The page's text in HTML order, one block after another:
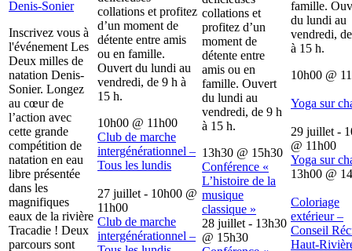
Denis-Sonier
Inscrivez vous à
l'événement Les
Deux milles de
natation Denis-
Sonier. Longez
au cœur de
l’action avec
cette grande
compétition de
natation en eau
libre présentée
dans les
magnifiques
eaux de la rivière
Tracadie ! Deux
parcours sont
collations et profitez
d’un moment de
détente entre amis
ou en famille.
Ouvert du lundi au
vendredi, de 9 h à
15 h.
10h00 @ 11h00
Club de marche
intergénérationnel –
Tous les lundis
27 juillet - 10h00 @
11h00
Club de marche
intergénérationnel –
collations et
profitez d’un
moment de
détente entre
amis ou en
famille. Ouvert
du lundi au
vendredi, de 9 h
à 15 h.
13h30 @ 15h30
Conférence «
L’histoire de la
musique
classique »
28 juillet - 13h30
@ 15h30
famille.
du lundi au
vendredi,
à 15 h.
10h00 @
Yoga sur
29 juillet -
@ 11h00
Yoga sur
13h00 @
Coloriage
extérieur –
Conseil
Haut-